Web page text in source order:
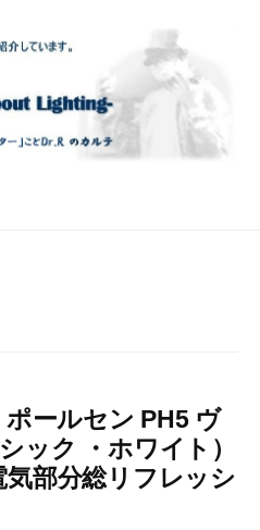
ポールセン PH5 ヴ
ック ・ホワイト）
部分総リフレッシ